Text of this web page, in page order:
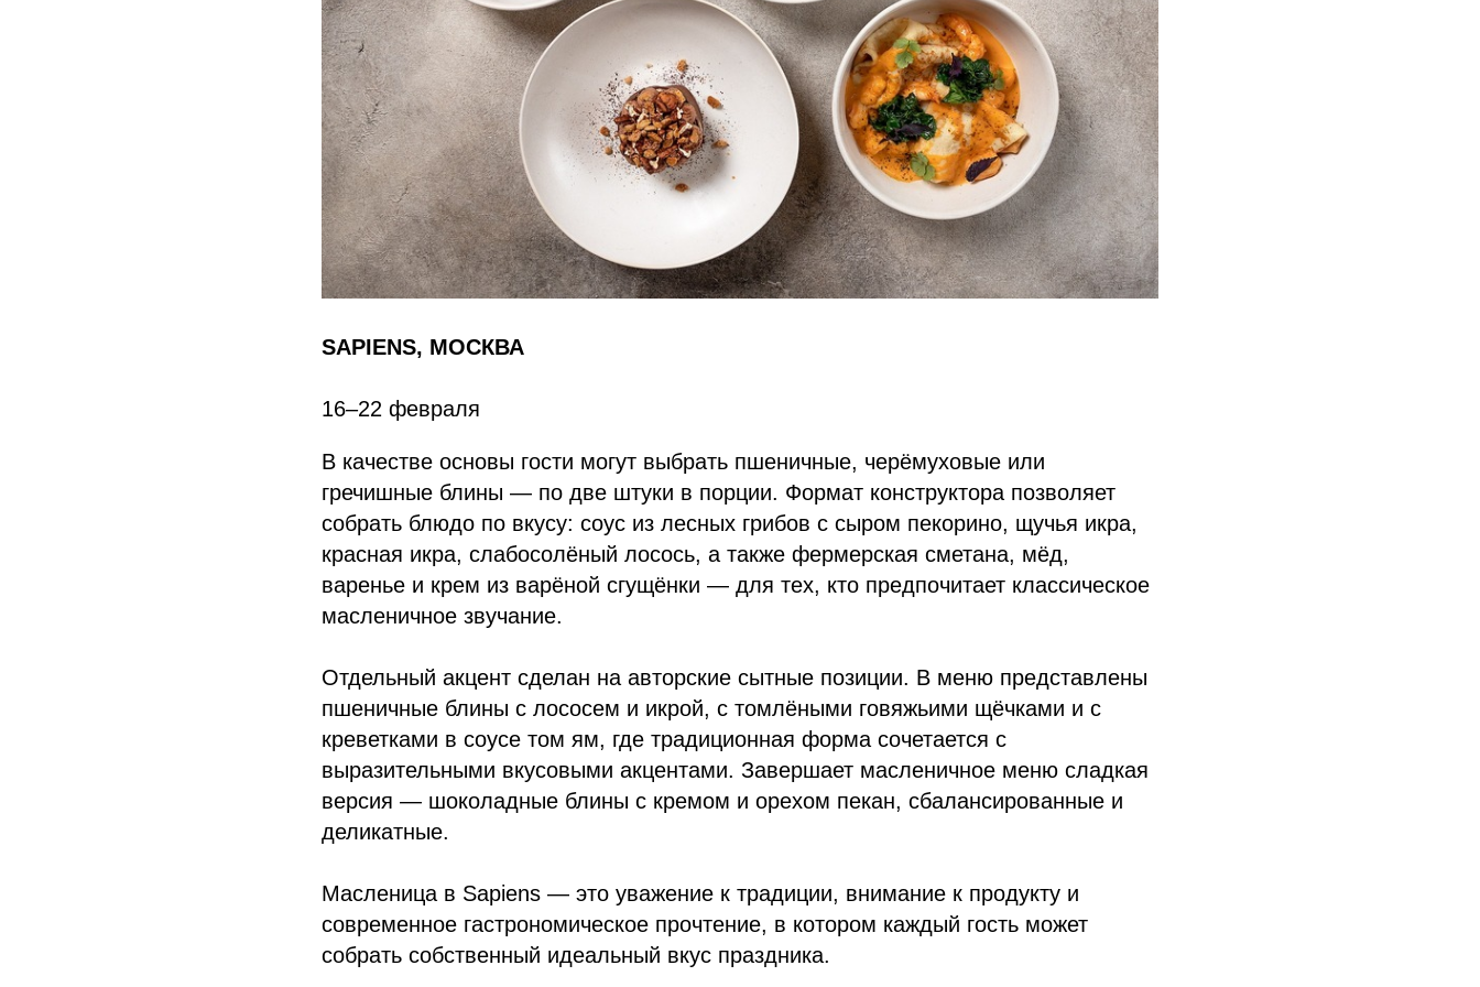
SAPIENS, МОСКВА
16–22 февраля
В качестве основы гости могут выбрать пшеничные, черёмуховые или
гречишные блины — по две штуки в порции. Формат конструктора позволяет
собрать блюдо по вкусу: соус из лесных грибов с сыром пекорино, щучья икра,
красная икра, слабосолёный лосось, а также фермерская сметана, мёд,
варенье и крем из варёной сгущёнки — для тех, кто предпочитает классическое
масленичное звучание.
Отдельный акцент сделан на авторские сытные позиции. В меню представлены
пшеничные блины с лососем и икрой, с томлёными говяжьими щёчками и с
креветками в соусе том ям, где традиционная форма сочетается с
выразительными вкусовыми акцентами. Завершает масленичное меню сладкая
версия — шоколадные блины с кремом и орехом пекан, сбалансированные и
деликатные.
Масленица в Sapiens — это уважение к традиции, внимание к продукту и
современное гастрономическое прочтение, в котором каждый гость может
собрать собственный идеальный вкус праздника.